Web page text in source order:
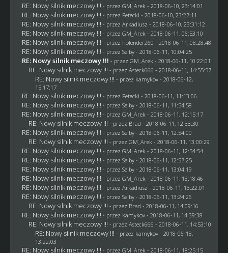
RE: Nowy silnik meczowy !!! - przez GM_Arek - 2018-06-10, 23:14:01
RE: Nowy silnik meczowy !!! - przez Petecki - 2018-06-10, 23:27:11
RE: Nowy silnik meczowy !!! - przez Arkadiusz - 2018-06-10, 23:31:12
RE: Nowy silnik meczowy !!! - przez GM_Arek - 2018-06-11, 06:53:10
RE: Nowy silnik meczowy !!! - przez holender260 - 2018-06-11, 08:28:48
RE: Nowy silnik meczowy !!! - przez Selby- 2018-06-11, 10:04:25
RE: Nowy silnik meczowy !!! - przez GM_Arek - 2018-06-11, 10:22:01
RE: Nowy silnik meczowy !!! - przez Asteck666 - 2018-06-11, 14:55:57
RE: Nowy silnik meczowy !!! - przez kamykov- 2018-06-12,
15:17:17
RE: Nowy silnik meczowy !!! - przez Petecki - 2018-06-11, 11:13:06
RE: Nowy silnik meczowy !!! - przez Selby- 2018-06-11, 11:54:58
RE: Nowy silnik meczowy !!! - przez GM_Arek - 2018-06-11, 12:15:17
RE: Nowy silnik meczowy !!! - przez Brad - 2018-06-11, 12:33:30
RE: Nowy silnik meczowy !!! - przez Selby- 2018-06-11, 12:54:00
RE: Nowy silnik meczowy !!! - przez GM_Arek - 2018-06-11, 13:00:29
RE: Nowy silnik meczowy !!! - przez GM_Arek - 2018-06-11, 12:54:54
RE: Nowy silnik meczowy !!! - przez Selby- 2018-06-11, 12:57:25
RE: Nowy silnik meczowy !!! - przez Selby- 2018-06-11, 13:04:19
RE: Nowy silnik meczowy !!! - przez GM_Arek - 2018-06-11, 13:18:46
RE: Nowy silnik meczowy !!! - przez Arkadiusz - 2018-06-11, 13:22:01
RE: Nowy silnik meczowy !!! - przez Selby- 2018-06-11, 13:24:26
RE: Nowy silnik meczowy !!! - przez Brad - 2018-06-11, 14:09:16
RE: Nowy silnik meczowy !!! - przez kamykov- 2018-06-11, 14:39:38
RE: Nowy silnik meczowy !!! - przez Asteck666 - 2018-06-11, 14:53:10
RE: Nowy silnik meczowy !!! - przez kamykov- 2018-06-18,
13:22:03
RE: Nowy silnik meczowy !!! - przez GM_Arek - 2018-06-11, 18:25:15